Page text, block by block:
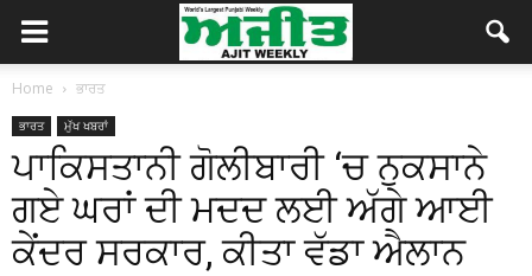
Home ਭਾਰਤ
ਭਾਰਤ ਮੁੱਖ ਖਬਰਾਂ
ਪਾਕਿਸਤਾਨੀ ਗੋਲੀਬਾਰੀ ‘ਚ ਨੁਕਸਾਨੇ
ਗਏ ਘਰਾਂ ਦੀ ਮਦਦ ਲਈ ਅੱਗੇ ਆਈ
ਕੇਂਦਰ ਸਰਕਾਰ, ਕੀਤਾ ਵੱਡਾ ਐਲਾਨ